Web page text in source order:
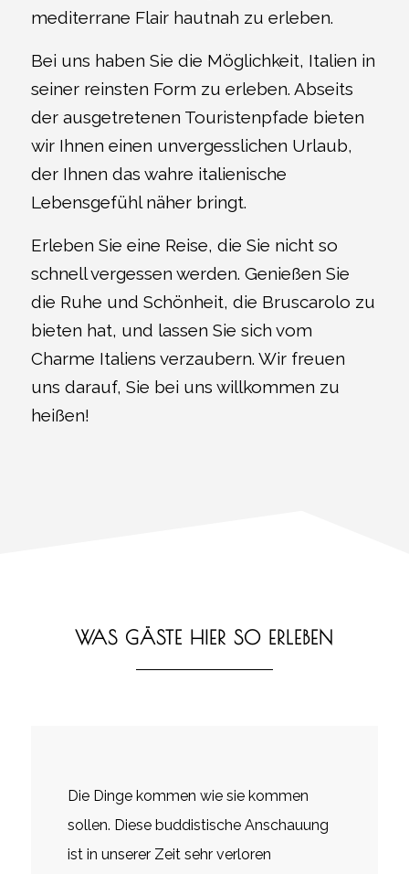
mediterrane Flair hautnah zu erleben.
Bei uns haben Sie die Möglichkeit, Italien in
seiner reinsten Form zu erleben. Abseits
der ausgetretenen Touristenpfade bieten
wir Ihnen einen unvergesslichen Urlaub,
der Ihnen das wahre italienische
Lebensgefühl näher bringt.
Erleben Sie eine Reise, die Sie nicht so
schnell vergessen werden. Genießen Sie
die Ruhe und Schönheit, die Bruscarolo zu
bieten hat, und lassen Sie sich vom
Charme Italiens verzaubern. Wir freuen
uns darauf, Sie bei uns willkommen zu
heißen!
WAS GÄSTE HIER SO ERLEBEN
Die Dinge kommen wie sie kommen
sollen. Diese buddistische Anschauung
ist in unserer Zeit sehr verloren